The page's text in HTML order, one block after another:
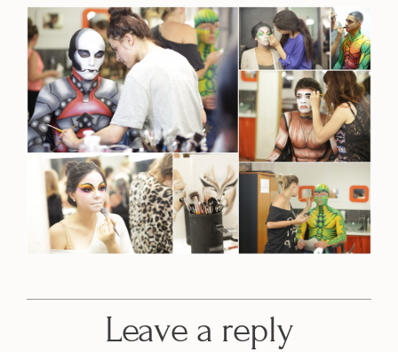
Leave a reply